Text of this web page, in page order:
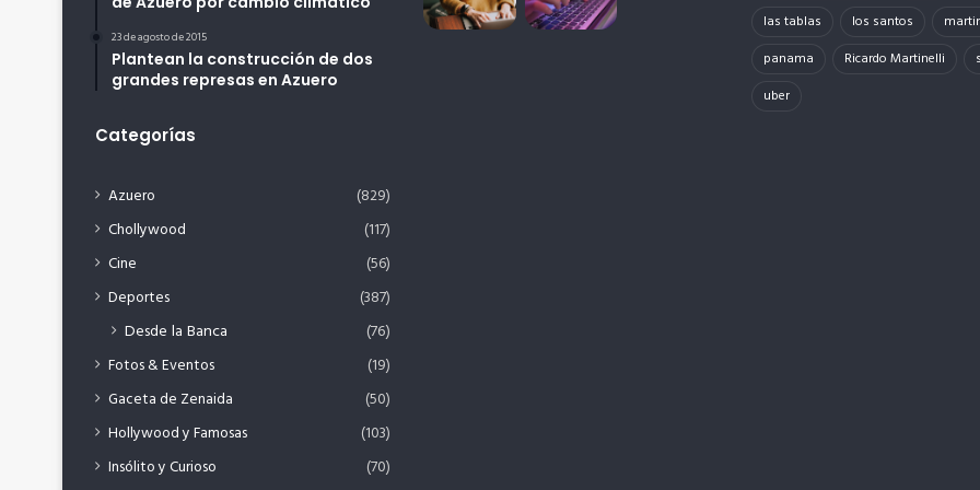
23 de agosto de 2015
Plantean la construcción de dos
grandes represas en Azuero
Categorías
Azuero
(829)
Chollywood
(117)
Cine
(56)
Deportes
(387)
Desde la Banca (76)
Fotos & Eventos
(19)
Gaceta de Zenaida
(50)
Hollywood y Famosas
(103)
Insólito y Curioso
(70)
las tablas
los santos
panama
Ricardo Martinelli
uber